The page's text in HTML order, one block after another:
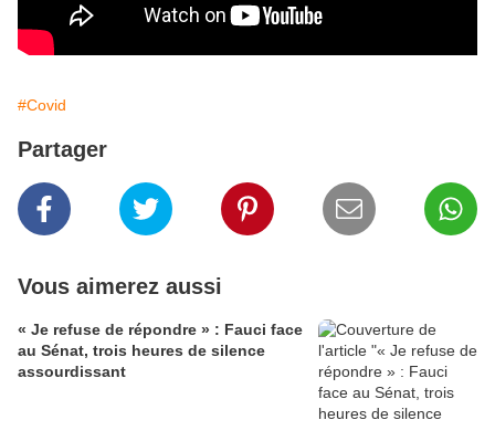
#Covid
Partager
Vous aimerez aussi
« Je refuse de répondre » : Fauci face
au Sénat, trois heures de silence
assourdissant